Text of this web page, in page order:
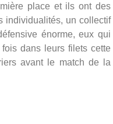
place et ils ont des
individualités, un collectif
énorme, eux qui
dans leurs filets cette
avant le match de la